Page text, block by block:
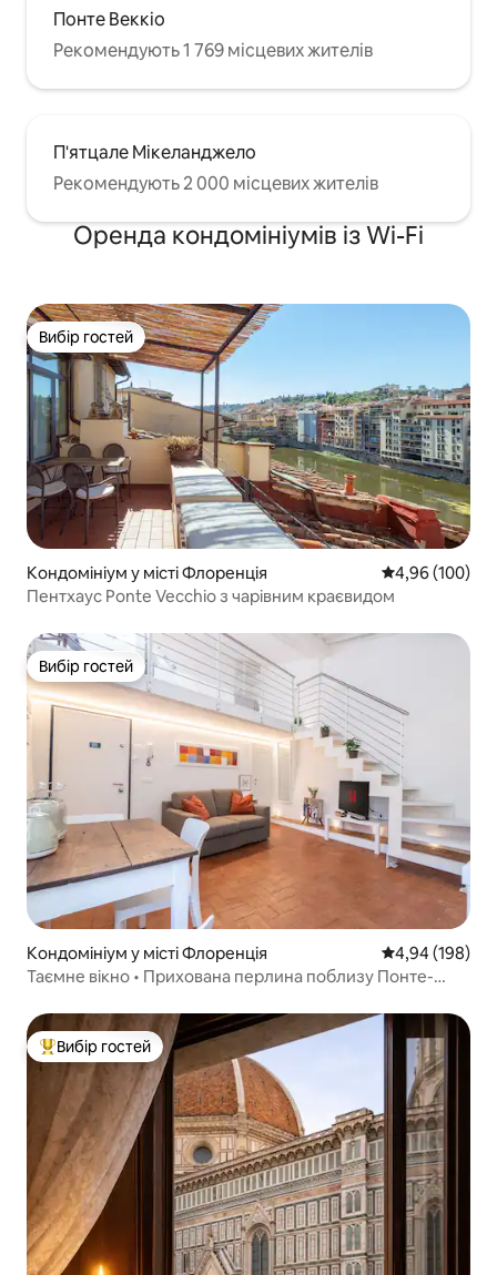
Понте Веккіо
Рекомендують 1 769 місцевих жителів
П'ятцале Мікеланджело
Рекомендують 2 000 місцевих жителів
Оренда кондомініумів із Wi-Fi
Вибір гостей
Вибір гостей
Кондомініум у місті Флоренція Середня
4,96 (100)
Пентхаус Ponte Vecchio з чарівним краєвидом
Вибір гостей
Вибір гостей
Кондомініум у місті Флоренція Середня
4,94 (198)
Таємне вікно • Прихована перлина поблизу Понте-
Топ вибір гостей
Вибір гостей